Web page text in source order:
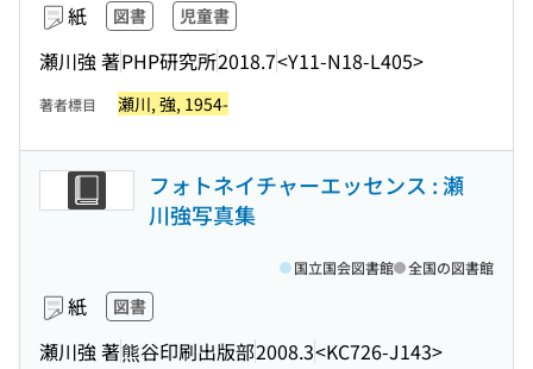
紙 図書 児童書
瀬川強 著PHP研究所2018.7<Y11-N18-L405>
著者標目 瀬川, 強, 1954-
フォトネイチャーエッセンス : 瀬
川強写真集
紙 図書
瀬川強 著熊谷印刷出版部2008.3<KC726-J143>
国立国会図書館 全国の図書館